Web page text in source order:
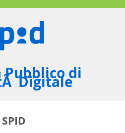
Pubblico di
Digitale
SPID